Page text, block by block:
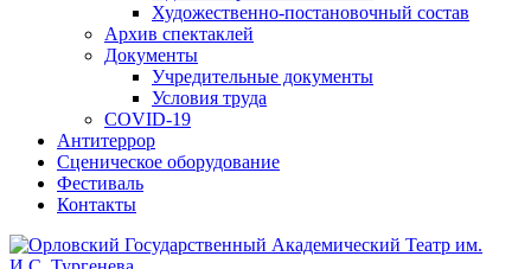
Художественно-постановочный состав
Архив спектаклей
Документы
Учредительные документы
Условия труда
COVID-19
Антитеррор
Сценическое оборудование
Фестиваль
Контакты